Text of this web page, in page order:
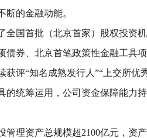
断的金融动能。
全国首批（北京首家）股权投资
债券、北京首笔政策性金融工具
获评“知名成熟发行人”“上交所优
的统筹运用，公司资金保障能力
管理资产总规模超2100亿元，资